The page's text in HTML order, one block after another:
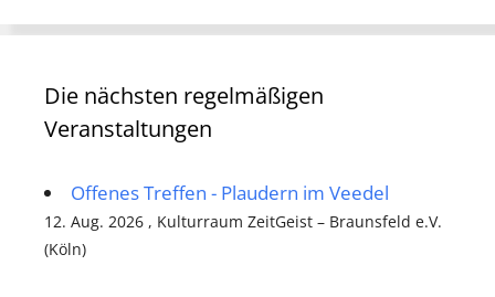
Die nächsten regelmäßigen
Veranstaltungen
Offenes Treffen - Plaudern im Veedel
12. Aug. 2026 , Kulturraum ZeitGeist – Braunsfeld e.V.
(Köln)